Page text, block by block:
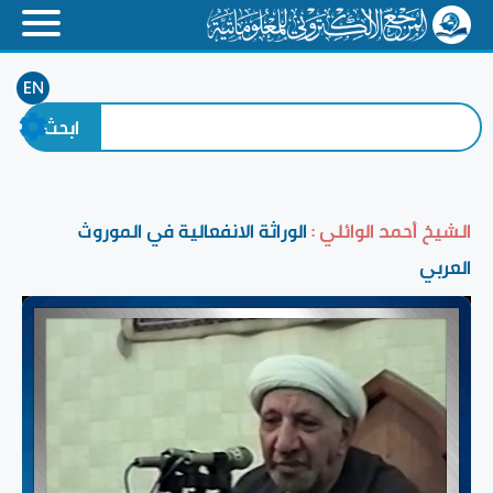
EN
الشيخ أحمد الوائلي :الوراثة الانفعالية في الموروث
العربي